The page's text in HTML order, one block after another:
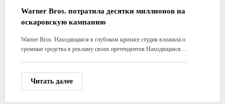
Warner Bros. потратила десятки миллионов на
оскаровскую кампанию
Warner Bros. Находящаяся в глубоком кризисе студия вложила о
громные средства в рекламу своих претендентов Находящаяся…
Читать далее